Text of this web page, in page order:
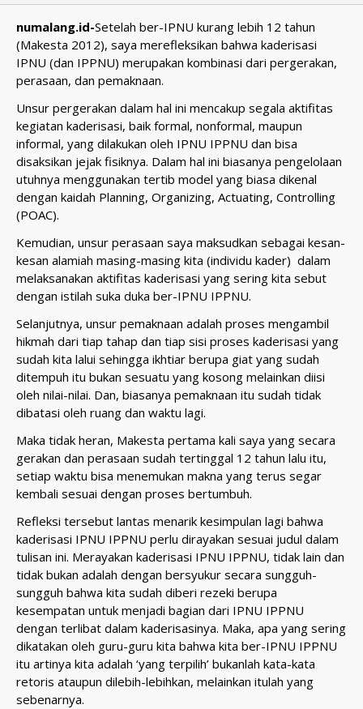
numalang.id-Setelah ber-IPNU kurang lebih 12 tahun
(Makesta 2012), saya merefleksikan bahwa kaderisasi
IPNU (dan IPPNU) merupakan kombinasi dari pergerakan,
perasaan, dan pemaknaan.
Unsur pergerakan dalam hal ini mencakup segala aktifitas
kegiatan kaderisasi, baik formal, nonformal, maupun
informal, yang dilakukan oleh IPNU IPPNU dan bisa
disaksikan jejak fisiknya. Dalam hal ini biasanya pengelolaan
utuhnya menggunakan tertib model yang biasa dikenal
dengan kaidah Planning, Organizing, Actuating, Controlling
(POAC).
Kemudian, unsur perasaan saya maksudkan sebagai kesan-
kesan alamiah masing-masing kita (individu kader) dalam
melaksanakan aktifitas kaderisasi yang sering kita sebut
dengan istilah suka duka ber-IPNU IPPNU.
Selanjutnya, unsur pemaknaan adalah proses mengambil
hikmah dari tiap tahap dan tiap sisi proses kaderisasi yang
sudah kita lalui sehingga ikhtiar berupa giat yang sudah
ditempuh itu bukan sesuatu yang kosong melainkan diisi
oleh nilai-nilai. Dan, biasanya pemaknaan itu sudah tidak
dibatasi oleh ruang dan waktu lagi.
Maka tidak heran, Makesta pertama kali saya yang secara
gerakan dan perasaan sudah tertinggal 12 tahun lalu itu,
setiap waktu bisa menemukan makna yang terus segar
kembali sesuai dengan proses bertumbuh.
Refleksi tersebut lantas menarik kesimpulan lagi bahwa
kaderisasi IPNU IPPNU perlu dirayakan sesuai judul dalam
tulisan ini. Merayakan kaderisasi IPNU IPPNU, tidak lain dan
tidak bukan adalah dengan bersyukur secara sungguh-
sungguh bahwa kita sudah diberi rezeki berupa
kesempatan untuk menjadi bagian dari IPNU IPPNU
dengan terlibat dalam kaderisasinya. Maka, apa yang sering
dikatakan oleh guru-guru kita bahwa kita ber-IPNU IPPNU
itu artinya kita adalah ‘yang terpilih’ bukanlah kata-kata
retoris ataupun dilebih-lebihkan, melainkan itulah yang
sebenarnya.